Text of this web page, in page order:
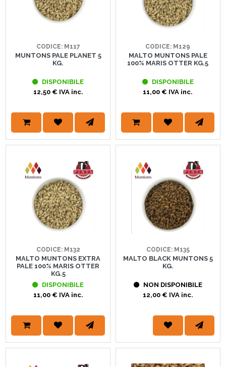
CODICE: M117
MUNTONS PALE PLANET 5
KG.
DISPONIBILE
12,50 € IVA inc.
CODICE: M129
MALTO MUNTONS PALE
100% MARIS OTTER KG.5
DISPONIBILE
11,00 € IVA inc.
CODICE: M132
MALTO MUNTONS EXTRA
PALE 100% MARIS OTTER
KG.5
DISPONIBILE
11,00 € IVA inc.
CODICE: M135
MALTO BLACK MUNTONS 5
KG.
NON DISPONIBILE
12,00 € IVA inc.